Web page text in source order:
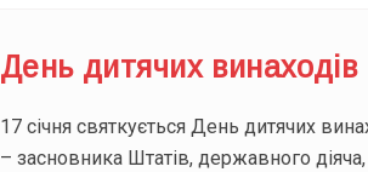
День дитячих винаходів
17 січня святкується День дитячих
– засновника Штатів, державного